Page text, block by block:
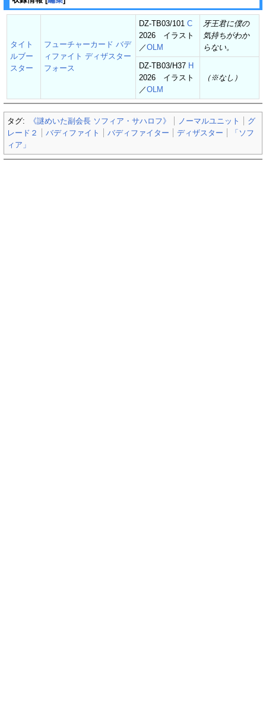
タイト
ルブー
スター
フューチャーカード バデ
ィファイト ディザスター
フォース
DZ-TB03/101 C
2026 イラスト
／OLM
牙王君に僕の
気持ちがわか
らない。
DZ-TB03/H37 H
2026 イラスト
／OLM
（※なし）
タグ: 《謎めいた副会長 ソフィア・サハロフ》 ノーマルユニット
グ
レード２
バディファイト バディファイター ディザスター
「ソフ
ィア」